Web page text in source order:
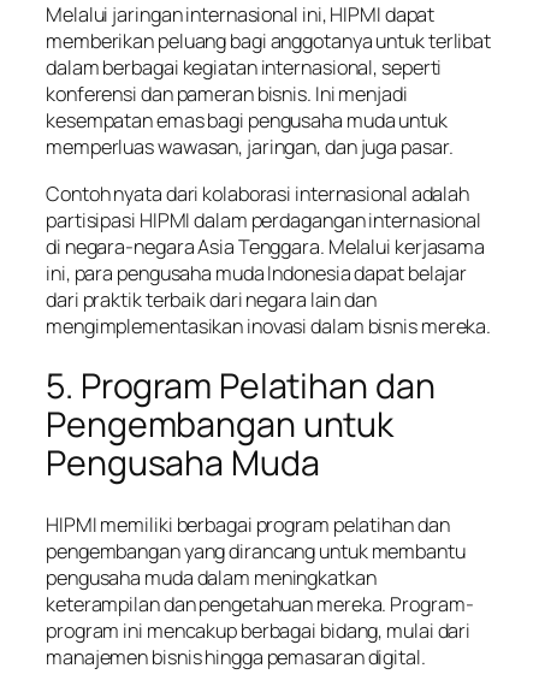
Melalui jaringan internasional ini, HIPMI dapat
memberikan peluang bagi anggotanya untuk terlibat
dalam berbagai kegiatan internasional, seperti
konferensi dan pameran bisnis. Ini menjadi
kesempatan emas bagi pengusaha muda untuk
memperluas wawasan, jaringan, dan juga pasar.
Contoh nyata dari kolaborasi internasional adalah
partisipasi HIPMI dalam perdagangan internasional
di negara-negara Asia Tenggara. Melalui kerjasama
ini, para pengusaha muda Indonesia dapat belajar
dari praktik terbaik dari negara lain dan
mengimplementasikan inovasi dalam bisnis mereka.
5. Program Pelatihan dan
Pengembangan untuk
Pengusaha Muda
HIPMI memiliki berbagai program pelatihan dan
pengembangan yang dirancang untuk membantu
pengusaha muda dalam meningkatkan
keterampilan dan pengetahuan mereka. Program-
program ini mencakup berbagai bidang, mulai dari
manajemen bisnis hingga pemasaran digital.